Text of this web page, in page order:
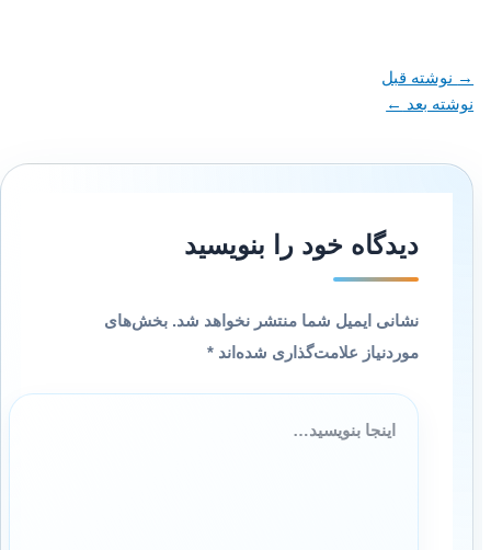
→نوشته قبل
نوشته بعد←
دیدگاه‌ خود را بنویسید
نشانی ایمیل شما منتشر نخواهد شد. بخش‌های
موردنیاز علامت‌گذاری شده‌اند*
اینجا
بنویسید…